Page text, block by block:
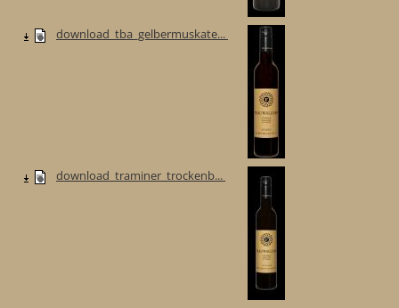
download_tba_gelbermuskate...
download_traminer_trockenb...